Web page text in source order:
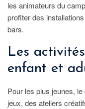
les animateurs du
profiter des
bars.
Les
enfant et
Pour les plus jeunes,
jeux, des ateliers